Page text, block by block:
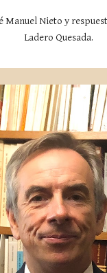
Manuel Nieto y
Ladero Quesada.